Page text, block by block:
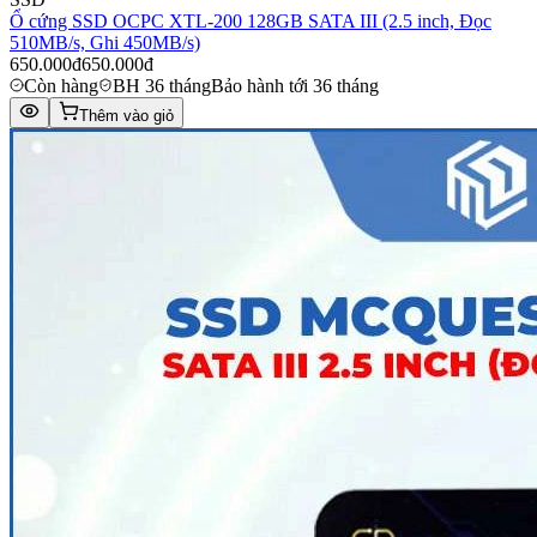
Ổ cứng SSD OCPC XTL-200 128GB SATA III (2.5 inch, Đọc
510MB/s, Ghi 450MB/s)
650.000đ650.000đ
Còn hàng
BH 36 thángBảo hành tới 36 tháng
Thêm vào giỏ